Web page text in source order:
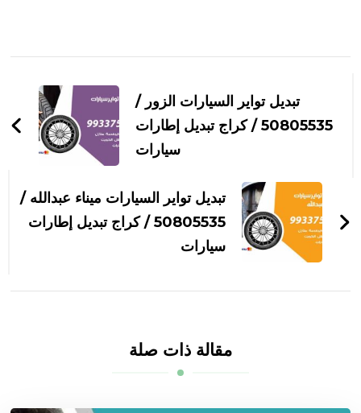
التدوينات
تبديل تواير السيارات الزور /
50805535‬ / كراج تبديل إطارات
سيارات
تبديل تواير السيارات ميناء عبدالله /
50805535‬ / كراج تبديل إطارات
سيارات
مقالة ذات صلة